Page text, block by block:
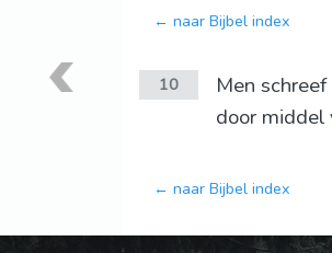
← naar Bijbel index
10
Men
door middel
← naar Bijbel index